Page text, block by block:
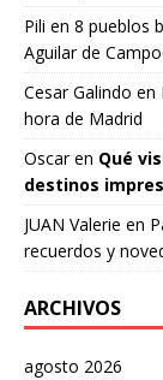
Pili en 8 pueblos
Aguilar de
Cesar Galindo en
hora de Madrid
Oscaren Qué
destinos
JUAN Valerie en
recuerdos y
ARCHIVOS
agosto 2026